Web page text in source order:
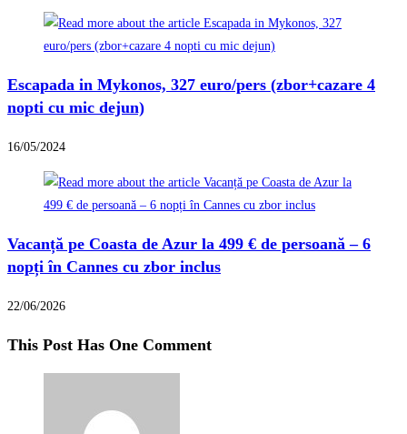
Escapada in Mykonos, 327 euro/pers (zbor+cazare 4
nopti cu mic dejun)
16/05/2024
Vacanță pe Coasta de Azur la 499 € de persoană – 6
nopți în Cannes cu zbor inclus
22/06/2026
This Post Has One Comment